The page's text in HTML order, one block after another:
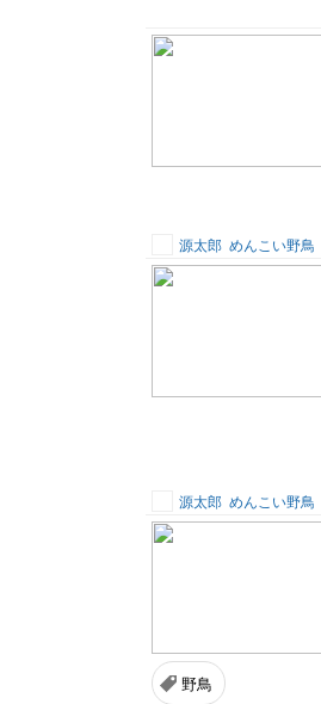
源太郎 めんこい野鳥
源太郎 めんこい野鳥
野鳥